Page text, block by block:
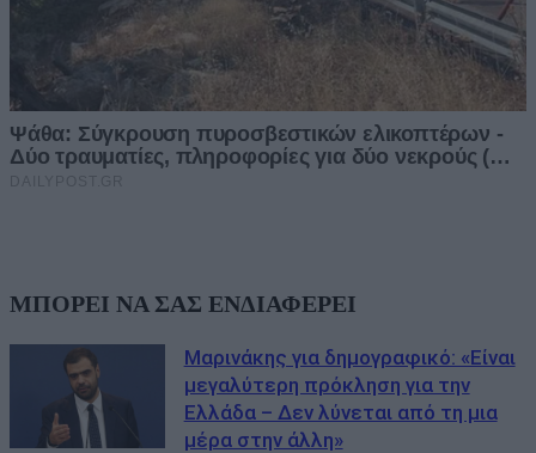
ΜΠΟΡΕΙ ΝΑ ΣΑΣ ΕΝΔΙΑΦΕΡΕΙ
Μαρινάκης για δημογραφικό: «Είναι
μεγαλύτερη πρόκληση για την
Ελλάδα – Δεν λύνεται από τη μια
μέρα στην άλλη»